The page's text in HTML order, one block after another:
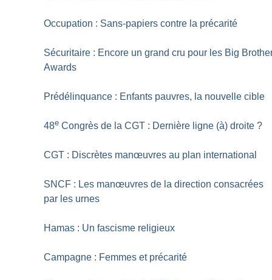
Occupation : Sans-papiers contre la précarité
Sécuritaire : Encore un grand cru pour les Big
Awards
Prédélinquance : Enfants pauvres, la nouvelle cible
48e Congrès de la CGT : Dernière ligne (à) droite ?
CGT : Discrètes manœuvres au plan international
SNCF : Les manœuvres de la direction consacrées
par les urnes
Hamas : Un fascisme religieux
Campagne : Femmes et précarité